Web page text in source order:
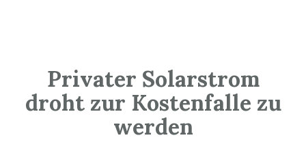
Privater Solarstrom
droht zur Kostenfalle zu
werden